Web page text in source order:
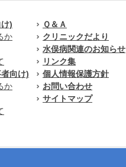
)
か
向け)
か
Ｑ＆Ａ
クリニックだより
水俣病関連のお知らせ
リンク集
個人情報保護方針
お問い合わせ
サイトマップ